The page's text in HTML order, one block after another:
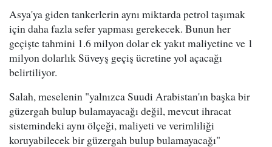
Asya'ya giden tankerlerin aynı miktarda petrol taşımak
için daha fazla sefer yapması gerekecek. Bunun her
geçişte tahmini 1.6 milyon dolar ek yakıt maliyetine ve 1
milyon dolarlık Süveyş geçiş ücretine yol açacağı
belirtiliyor.
Salah, meselenin "yalnızca Suudi Arabistan'ın başka bir
güzergah bulup bulamayacağı değil, mevcut ihracat
sistemindeki aynı ölçeği, maliyeti ve verimliliği
koruyabilecek bir güzergah bulup bulamayacağı"